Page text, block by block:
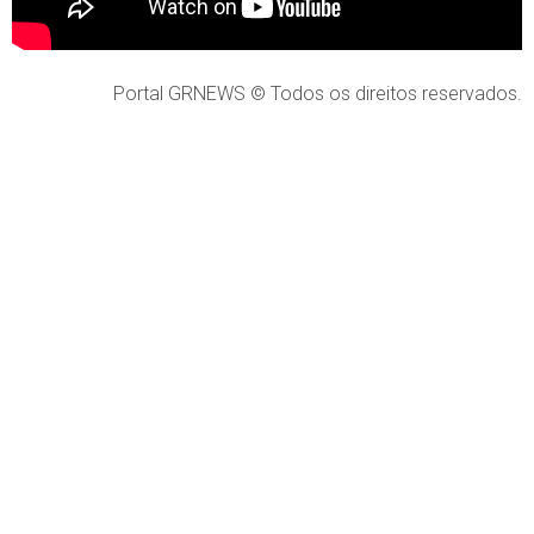
Portal GRNEWS © Todos os direitos reservados.